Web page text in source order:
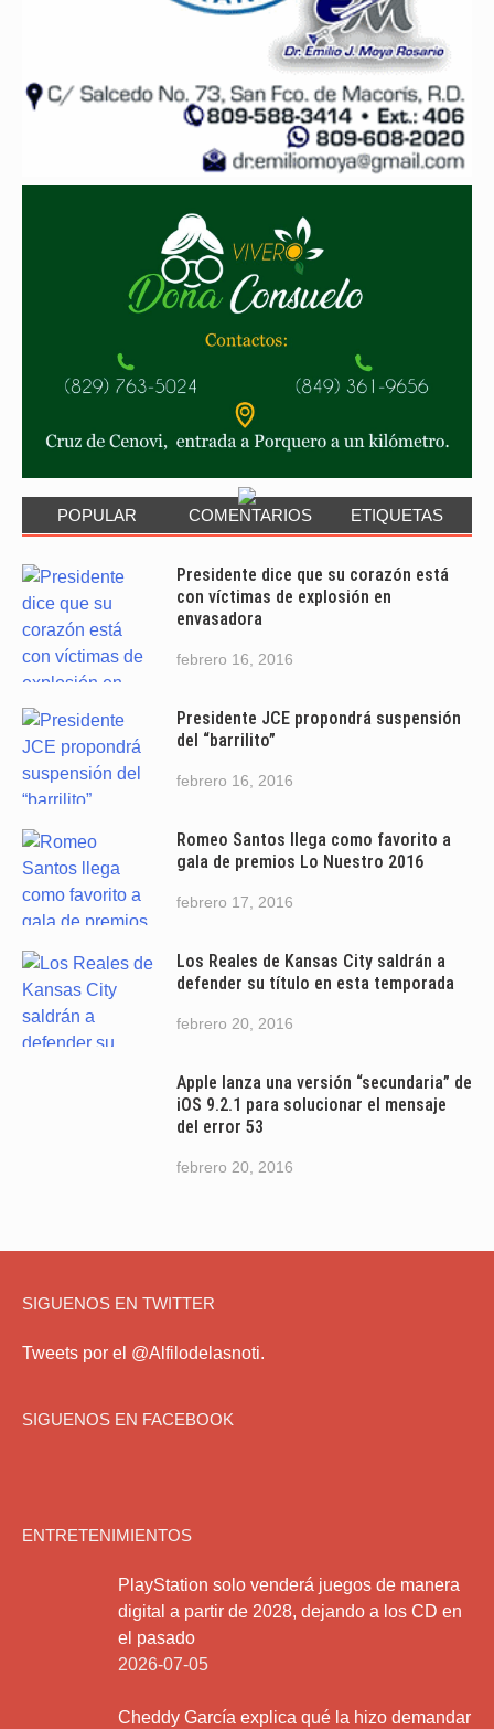
POPULAR COMENTARIOS ETIQUETAS
Presidente dice que su corazón está
con víctimas de explosión en
envasadora
febrero 16, 2016
Presidente JCE propondrá suspensión
del “barrilito”
febrero 16, 2016
Romeo Santos llega como favorito a
gala de premios Lo Nuestro 2016
febrero 17, 2016
Los Reales de Kansas City saldrán a
defender su título en esta temporada
febrero 20, 2016
Apple lanza una versión “secundaria” de
iOS 9.2.1 para solucionar el mensaje
del error 53
febrero 20, 2016
SIGUENOS EN TWITTER
Tweets por el @Alfilodelasnoti.
SIGUENOS EN FACEBOOK
ENTRETENIMIENTOS
PlayStation solo venderá juegos de manera
digital a partir de 2028, dejando a los CD en
el pasado
2026-07-05
Cheddy García explica qué la hizo demandar